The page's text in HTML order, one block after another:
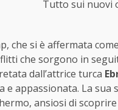
Tutto sui nuovi
che si è affermata
che sorgono in
dall’attrice turca
e appassionata. La
ansiosi di